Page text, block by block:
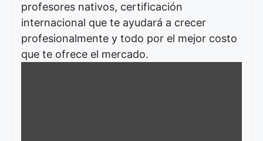
profesores nativos, certificación
internacional que te ayudará a crecer
profesionalmente y todo por el mejor costo
que te ofrece el mercado.